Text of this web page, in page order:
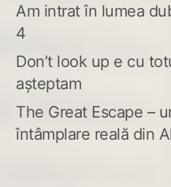
Am intrat în lumea
4
Don’t look up e cu
așteptam
The Great Escape –
întâmplare reală din